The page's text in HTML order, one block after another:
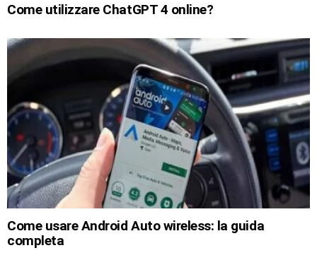
Come utilizzare ChatGPT 4 online?
Come usare Android Auto wireless: la guida
completa